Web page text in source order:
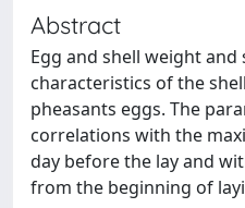
Abstract
Egg and shell weight
characteristics of the
pheasants eggs. The
correlations with the
day before the lay and
from the beginning of